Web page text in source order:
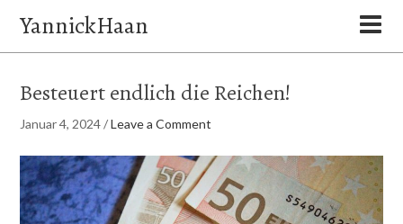
YannickHaan
Besteuert endlich die Reichen!
Januar 4, 2024/Leave a Comment